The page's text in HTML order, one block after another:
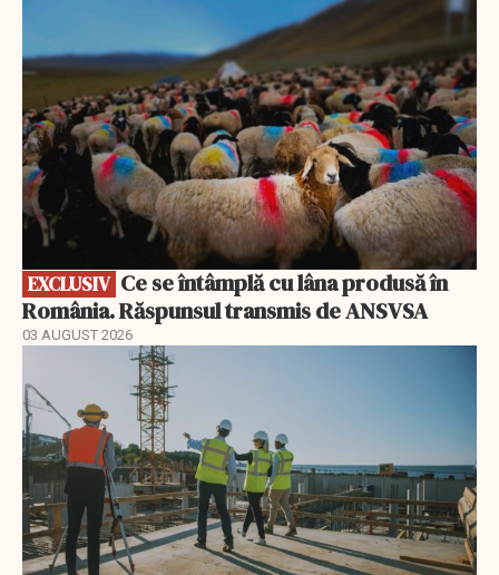
EXCLUSIV
România. Răspunsul transmis de ANSVSA
03 AUGUST 2026